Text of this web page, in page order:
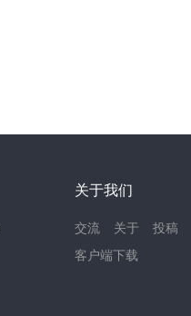
关于我们
交流 关于
投稿
客户端下载